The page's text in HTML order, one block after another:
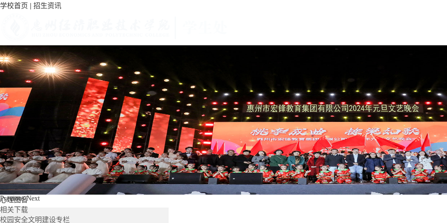
学校首页 招生资讯
首页
学工动态
学生资助
通知公告
团委工作
学生社团
新闻荟萃
通知公告
心理健康
心理知识
心理测试
咨询预约
心理协会
关于我们
心理图音
相关下载
校园安全文明建设专栏
Previous Next